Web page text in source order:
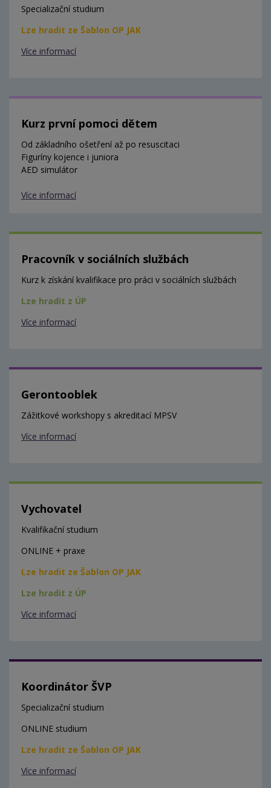
Specializační studium
Lze hradit ze Šablon OP JAK
Více informací
Kurz první pomoci dětem
Od základního ošetření až po resuscitaci
Figuríny kojence i juniora
AED simulátor
Více informací
Pracovník v sociálních službách
Kurz k získání kvalifikace pro práci v sociálních službách
Lze hradit z ÚP
Více informací
Gerontooblek
Zážitkové workshopy s akreditací MPSV
Více informací
Vychovatel
Kvalifikační studium
ONLINE + praxe
Lze hradit ze Šablon OP JAK
Lze hradit z ÚP
Více informací
Koordinátor ŠVP
Specializační studium
ONLINE studium
Lze hradit ze Šablon OP JAK
Více informací